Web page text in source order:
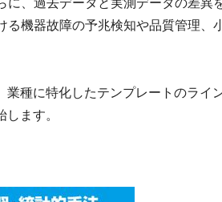
、過去データと実測データの差異
機器故障の予兆検知や品質管理、
種に特化したテンプレートのライ
ます。